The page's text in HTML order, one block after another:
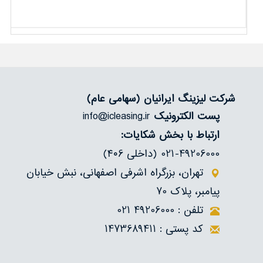
شرکت لیزینگ ایرانیان (سهامی عام)
پست الکترونیک
ارتباط با بخش شکایات:
021-49206000 (داخلی ۴۰6)
تهران، بزرگراه اشرفی اصفهانی، نبش خیابان
پیامبر، پلاک 70
تلفن : 49206000 021
کد پستی : 1473689411